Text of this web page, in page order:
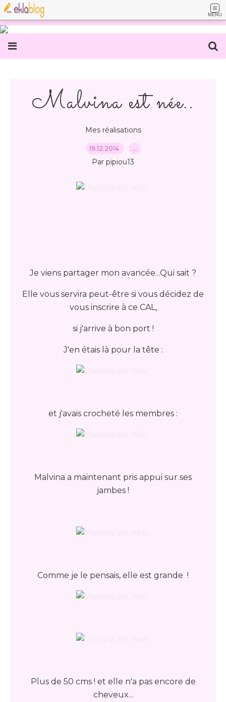
MENU
Malvina est née..
Mes réalisations
19.12.2014 …
Par pipiou13
Je viens partager mon avancée...Qui sait ?
Elle vous servira peut-être si vous décidez de
vous inscrire à ce CAL,
si j'arrive à bon port !
J'en étais là pour la tête :
et j'avais crocheté les membres :
Malvina a maintenant pris appui sur ses
jambes !
Comme je le pensais, elle est grande !
Plus de 50 cms ! et elle n'a pas encore de
cheveux...